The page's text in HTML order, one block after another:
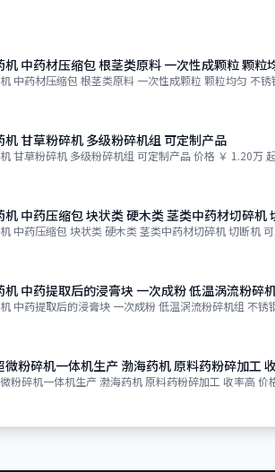
机 中药材压缩包 根茎类原料 一次性成颗粒 颗粒
中药材压缩包 根茎类原料 一次性成颗粒 颗粒均匀 不
机 甘草粉碎机 多级粉碎机组 可定制产品
甘草粉碎机 多级粉碎机组 可定制产品 价格 ￥ 1.20万
机 中药压缩包 块状类 硬木类 茎类中药材切碎机
中药压缩包 块状类 硬木类 茎类中药材切碎机 切断机
机 中药提取后的浸膏块 一次成粉 低温涡流粉碎
中药提取后的浸膏块 一次成粉 低温涡流粉碎机组 不锈
微粉碎机一体机生产 渤海药机 原料药粉碎加工
粉碎机一体机生产 渤海药机 原料药粉碎加工 收率高 价